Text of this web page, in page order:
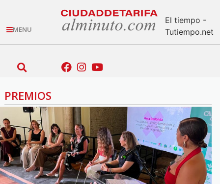
MENU
El tiempo -
Tutiempo.net
PREMIOS